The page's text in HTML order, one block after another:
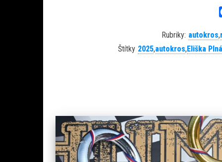
Rubriky: autokros,
Štítky 2025,autokros,Eliška Plná